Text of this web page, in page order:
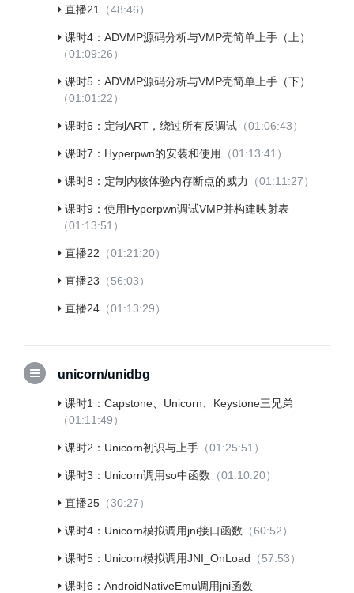
直播21 （48:46）
课时4：ADVMP源码分析与VMP壳简单上手（上）
（01:09:26）
课时5：ADVMP源码分析与VMP壳简单上手（下）
（01:01:22）
课时6：定制ART，绕过所有反调试 （01:06:43）
课时7：Hyperpwn的安装和使用 （01:13:41）
课时8：定制内核体验内存断点的威力 （01:11:27）
课时9：使用Hyperpwn调试VMP并构建映射表
（01:13:51）
直播22 （01:21:20）
直播23 （56:03）
直播24 （01:13:29）
unicorn/unidbg
课时1：Capstone、Unicorn、Keystone三兄弟
（01:11:49）
课时2：Unicorn初识与上手 （01:25:51）
课时3：Unicorn调用so中函数 （01:10:20）
直播25 （30:27）
课时4：Unicorn模拟调用jni接口函数 （60:52）
课时5：Unicorn模拟调用JNI_OnLoad （57:53）
课时6：AndroidNativeEmu调用jni函数